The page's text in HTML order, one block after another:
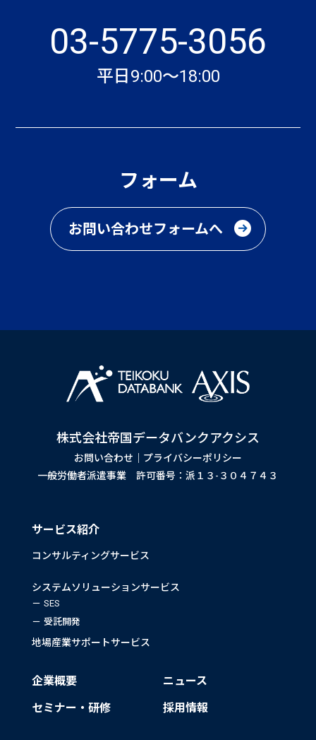
03-5775-3056
平日9:00～18:00
フォーム
お問い合わせフォームへ
株式会社帝国データバンクアクシス
お問い合わせ
プライバシーポリシー
一般労働者派遣事業 許可番号：派１３-３０４７４３
サービス紹介
コンサルティングサービス
システムソリューションサービス
SES
受託開発
地場産業サポートサービス
企業概要
セミナー・研修
ニュース
採用情報